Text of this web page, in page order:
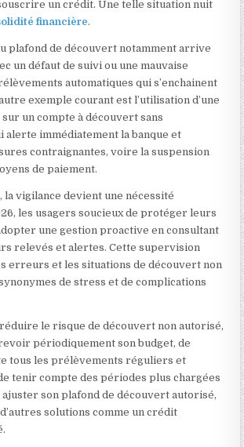
un crédit. Une telle situation nuit
financière.
plafond de découvert notamment arrive
un défaut de suivi ou une mauvaise
automatiques qui s’enchainent
exemple courant est l’utilisation d’une
un compte à découvert sans
alerte immédiatement la banque et
contraignantes, voire la suspension
de paiement.
la vigilance devient une nécessité
les usagers soucieux de protéger leurs
une gestion proactive en consultant
relevés et alertes. Cette supervision
erreurs et les situations de découvert non
de stress et de complications
le risque de découvert non autorisé,
périodiquement son budget, de
tous les prélèvements réguliers et
tenir compte des périodes plus chargées
son plafond de découvert autorisé,
solutions comme un crédit